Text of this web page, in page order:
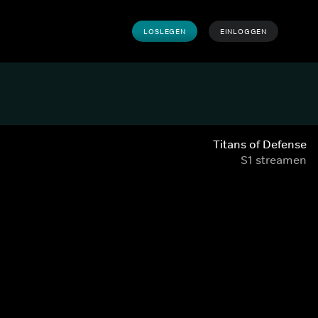
LOSLEGEN EINLOGGEN
Titans of Defense
S1 streamen